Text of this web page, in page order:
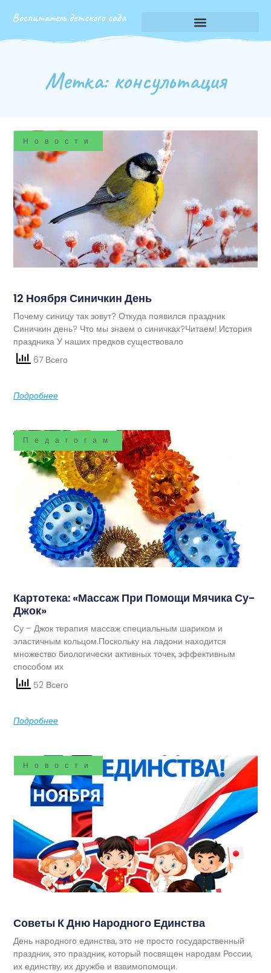
Воспитатель детского сада
Метка: консультация
Новости
12 Ноября Синичкин День
Почему синицу так зовут? Откуда появился праздник
Синичкин день? Что мы знаем о синичках?Читаем! История
праздника У наших предков существовало
67 Всего
Подробнее
Педагогам
Картотека: «Массаж При Помощи Мячика Су-
Джок»
Су – Джок терапия массаж специальным шариком и
эластичным кольцом.Поскольку на ладони находится
множество биологически активных точек, эффективным
способом их
52 Всего
Подробнее
Новости
Советы К Дню Народного Единства
День народного единства, это не просто государственный
праздник, это праздник, который посвящен народам России,
их единству, их дружбе и взаимопомощи.